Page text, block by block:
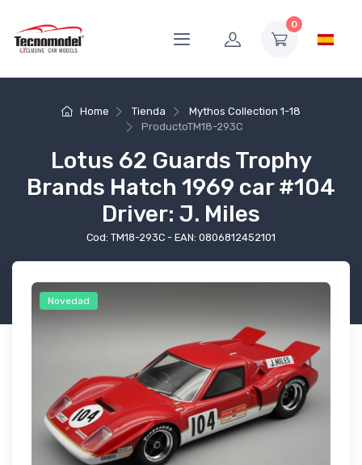
0
Home Tienda
Mythos Collection 1-18
ProductoTM18-293C
Lotus 62 Guards Trophy
Brands Hatch 1969 car #104
Driver: J. Miles
Cod: TM18-293C - EAN: 0806812452101
Novedad